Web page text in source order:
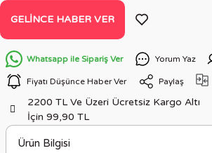
GELINCE HABER VER
Whatsapp ile Sipariş Ver Yorum Yaz
Fiyatı Düşünce Haber Ver Paylaş
2200 TL Ve Üzeri Ücretsiz Kargo Altı
İçin 99,90 TL
Ürün Bilgisi